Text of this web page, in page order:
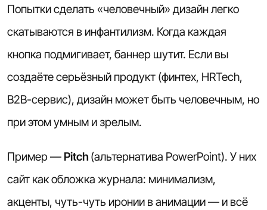
Попытки сделать «человечный» дизайн легко
скатываются в инфантилизм. Когда каждая
кнопка подмигивает, баннер шутит. Если вы
создаёте серьёзный продукт (финтех, HRTech,
B2B-сервис), дизайн может быть человечным, но
при этом умным и зрелым.
Пример — Pitch (альтернатива PowerPoint). У них
сайт как обложка журнала: минимализм,
акценты, чуть-чуть иронии в анимации — и всё